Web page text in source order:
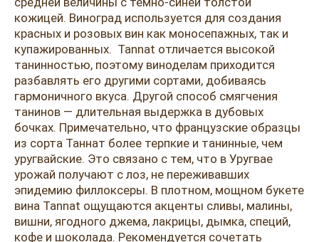
кожицей. Виноград используется для создания
красных и розовых вин как моносепажных, так и
купажированных. Tannat отличается высокой
танинностью, поэтому виноделам приходится
разбавлять его другими сортами, добиваясь
гармоничного вкуса. Другой способ смягчения
танинов — длительная выдержка в дубовых
бочках. Примечательно, что французские образцы
из сорта Таннат более терпкие и танинные, чем
уругвайские. Это связано с тем, что в Уругвае
урожай получают с лоз, не переживавших
эпидемию филлоксеры. В плотном, мощном букете
вина Tannat ощущаются акценты сливы, малины,
вишни, ягодного джема, лакрицы, дымка, специй,
кофе и шоколада. Рекомендуется сочетать